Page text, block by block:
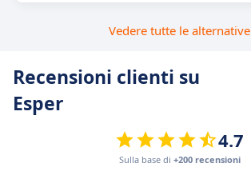
Vedere tutte le alternative
Recensioni clienti su
Esper
4.7
Sulla base di +200 recensioni